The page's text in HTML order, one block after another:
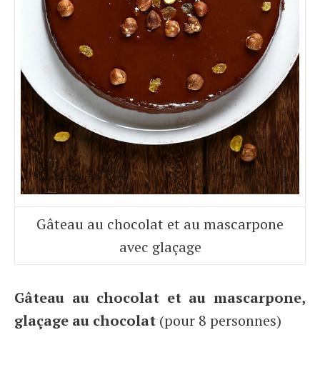
Gâteau au chocolat et au mascarpone
avec glaçage
Gâteau au chocolat et au mascarpone,
glaçage au chocolat (pour 8 personnes)